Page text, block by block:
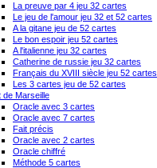
La preuve par 4 jeu 32 cartes
Le jeu de l'amour jeu 32 et 52 cartes
A la gitane jeu de 52 cartes
Le bon espoir jeu 52 cartes
A l'italienne jeu 32 cartes
Catherine de russie jeu 32 cartes
Français du XVIII siècle jeu 52 cartes
Les 3 cartes jeu de 52 cartes
de Marseille
Oracle avec 3 cartes
Oracle avec 7 cartes
Fait précis
Oracle avec 2 cartes
Oracle chiffré
Méthode 5 cartes